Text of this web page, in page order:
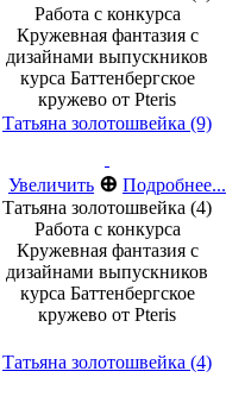
Работа с конкурса
Кружевная фантазия с
дизайнами выпускников
курса Баттенбергское
кружево от Pteris
Татьяна золотошвейка (9)
Увеличить ⊕ Подробнее...
Татьяна золотошвейка (4)
Работа с конкурса
Кружевная фантазия с
дизайнами выпускников
курса Баттенбергское
кружево от Pteris
Татьяна золотошвейка (4)